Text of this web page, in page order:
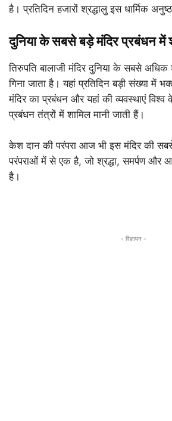
है। प्रतिदिन हजारों श्रद्धालु इस धार्मिक
दुनिया के सबसे बड़े मंदिर प्रबंधन में
तिरुपति बालाजी मंदिर दुनिया के सबसे अधिक
गिना जाता है। यहां प्रतिदिन बड़ी संख्या में
मंदिर का प्रबंधन और यहां की व्यवस्थाएं विश्व
प्रबंधन तंत्रों में शामिल मानी जाती हैं।
केश दान की परंपरा आज भी इस मंदिर की
परंपराओं में से एक है, जो श्रद्धा, समर्पण और
है।
- विज्ञापन -